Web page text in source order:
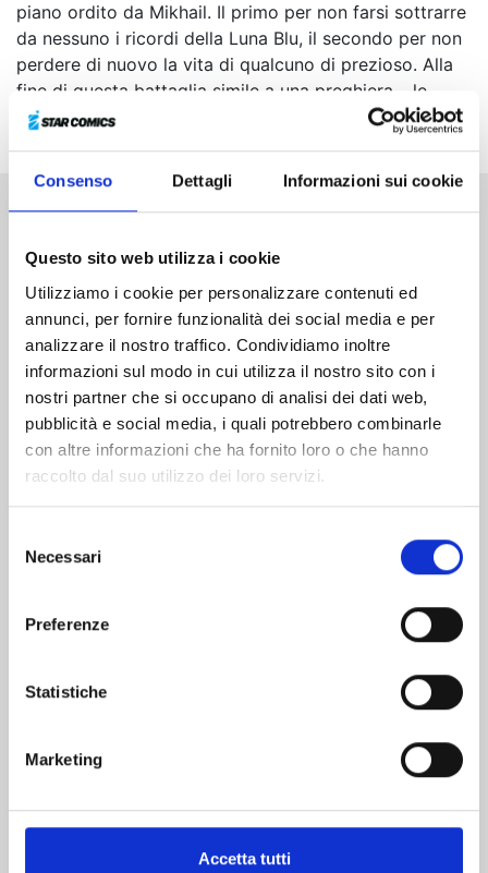
Consenso Dettagli Informazioni sui cookie
Questo sito web utilizza i cookie
Utilizziamo i cookie per personalizzare contenuti ed
annunci, per fornire funzionalità dei social media e per
analizzare il nostro traffico. Condividiamo inoltre
informazioni sul modo in cui utilizza il nostro sito con i
nostri partner che si occupano di analisi dei dati web,
pubblicità e social media, i quali potrebbero combinarle
con altre informazioni che ha fornito loro o che hanno
raccolto dal suo utilizzo dei loro servizi.
delNecessari
Preferenze
Statistiche
Marketing
Accetta tutti
piano ordito da Mikhail. Il primo per non farsi sottrarre
da nessuno i ricordi della Luna Blu, il secondo per non
perdere di nuovo la vita di qualcuno di prezioso. Alla
fine di questa battaglia simile a una preghiera… le
zanne, le grida, le speranze sortiranno il loro effetto?
Altri volumi della serie